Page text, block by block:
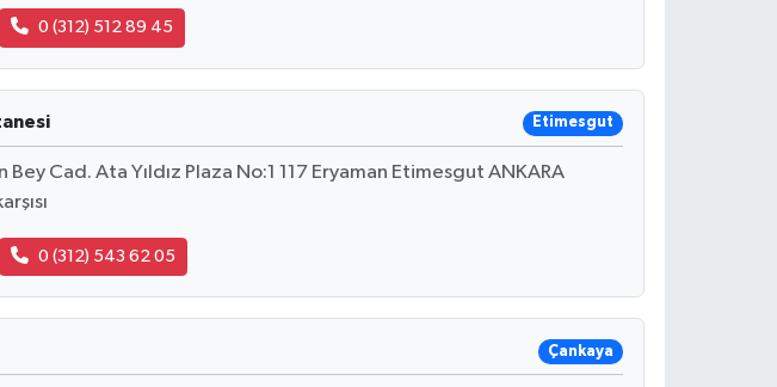
0 (312) 512 89 45
Etimesgut
Cad. Ata Yıldız Plaza No:1 117 Eryaman Etimesgut ANKARA
0 (312) 543 62 05
Çankaya